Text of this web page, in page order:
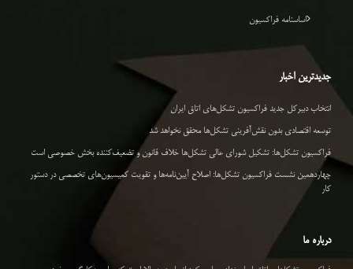
اساسنامه فراکسیون
جدیدترین اخبار
انتخاب دبیرکل جدید فراکسیون تشکل‌های اتاق ایران
توسعه اقتصادی بدون نقش‌آفرینی تشکل‌ها محقق نخواهد شد
فراکسیون تشکل‌ها: تشکیل شورای عالی تشکل‌ها خلاف قانون و تضعیف‌کننده بخش خصوصی است
چهاردهمین نشست فراکسیون تشکل‌ها: اصلاح آیین‌نامه‌ها و تقویت کمیسیون‌های تخصصی در دستور
کار
درباره ما